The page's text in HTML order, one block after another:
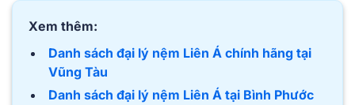
Xem thêm:
Danh sách đại lý nệm Liên Á chính hãng tại
Vũng Tàu
Danh sách đại lý nệm Liên Á tại Bình Phước